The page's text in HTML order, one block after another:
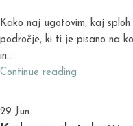
Kako naj ugotovim, kaj
področje, ki ti je pisano na
in...
Continue reading
29 Jun